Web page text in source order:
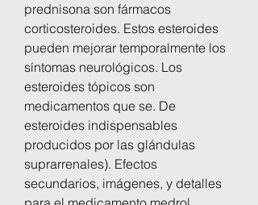
prednisona son fármacos
corticosteroides. Estos esteroides
pueden mejorar temporalmente los
síntomas neurológicos. Los
esteroides tópicos son
medicamentos que se. De
esteroides indispensables
producidos por las glándulas
suprarrenales). Efectos
secundarios, imágenes, y detalles